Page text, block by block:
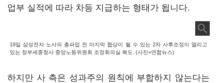
업부 실적에 따라 차등 지급하는 형태가 됩니다.
19일 삼성전자 노사의 총파업 전 마지막 협상이 될 수 있는 2차 사후조정이 열리고
있는 정부세종청사 중앙노동위원회 조정회의실 복도. (사진=연합뉴스)
하지만 사 측은 성과주의 원칙에 부합하지 않는다는